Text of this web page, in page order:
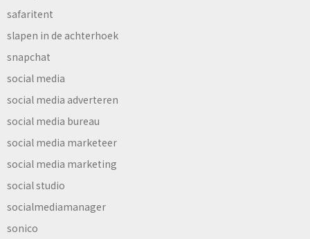
safaritent
slapen in de achterhoek
snapchat
social media
social media adverteren
social media bureau
social media marketeer
social media marketing
social studio
socialmediamanager
sonico